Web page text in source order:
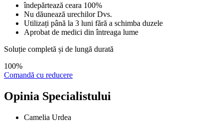
îndepărtează ceara 100%
Nu dăunează urechilor Dvs.
Utilizați până la 3 luni fără a schimba duzele
Aprobat de medici din întreaga lume
Soluție completă și de lungă durată
100%
Comandă cu reducere
Opinia Specialistului
Camelia Urdea